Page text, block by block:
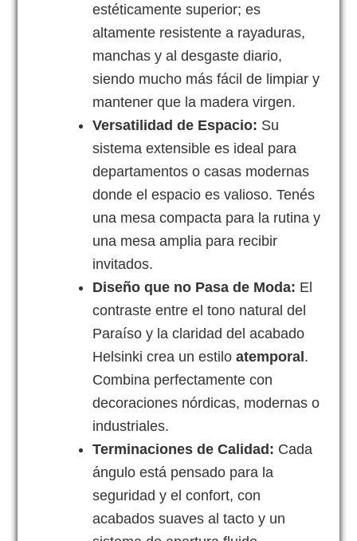
estéticamente superior; es
altamente resistente a rayaduras,
manchas y al desgaste diario,
siendo mucho más fácil de limpiar y
mantener que la madera virgen.
Versatilidad de Espacio: Su
sistema extensible es ideal para
departamentos o casas modernas
donde el espacio es valioso. Tenés
una mesa compacta para la rutina y
una mesa amplia para recibir
invitados.
Diseño que no Pasa de Moda: El
contraste entre el tono natural del
Paraíso y la claridad del acabado
Helsinki crea un estiloatemporal .
Combina perfectamente con
decoraciones nórdicas, modernas o
industriales.
Terminaciones de Calidad: Cada
ángulo está pensado para la
seguridad y el confort, con
acabados suaves al tacto y un